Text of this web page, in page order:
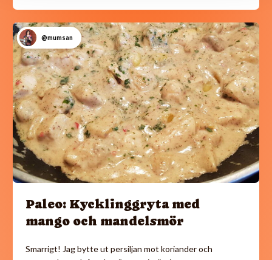
@mumsan
Paleo: Kycklinggryta med
mango och mandelsmör
Smarrigt! Jag bytte ut persiljan mot koriander och